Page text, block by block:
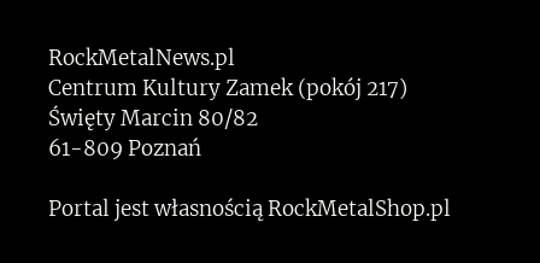
RockMetalNews.pl
Centrum Kultury Zamek (pokój 217)
Święty Marcin 80/82
61-809 Poznań
Portal jest własnością RockMetalShop.pl